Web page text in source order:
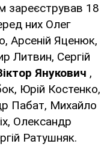
зареєстрував 18
них Олег
Арсеній Яценюк,
Литвин, Сергій
Янукович ,
Юрій Костенко,
Пабат, Михайло
Олександр
Ратушняк.